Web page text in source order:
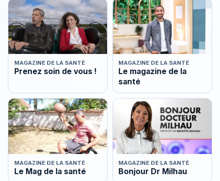
MAGAZINE DE LA SANTÉ
Prenez soin de vous !
MAGAZINE DE LA SANTÉ
Le magazine de la
santé
MAGAZINE DE LA SANTÉ
Le Mag de la santé
MAGAZINE DE LA SANTÉ
Bonjour Dr Milhau